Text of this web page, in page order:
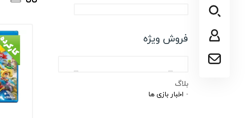
فروش ویژه
بلاگ
اخبار بازی ها